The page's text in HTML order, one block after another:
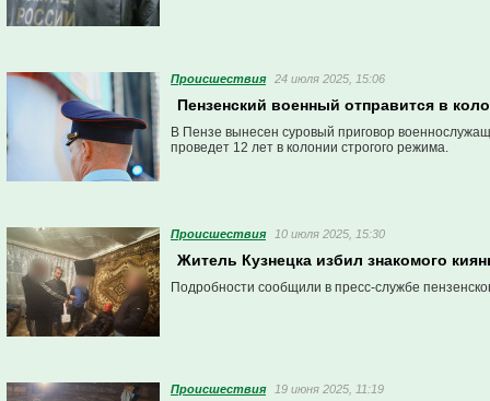
Проиcшествия 24 июля 2025, 15:06
Пензенский военный отправится в
В Пензе вынесен суровый приговор
проведет 12 лет в колонии строгого режима.
Проиcшествия 10 июля 2025, 15:30
Житель Кузнецка избил знакомого
Подробности сообщили в пресс-службе
Проиcшествия 19 июня 2025, 11:19